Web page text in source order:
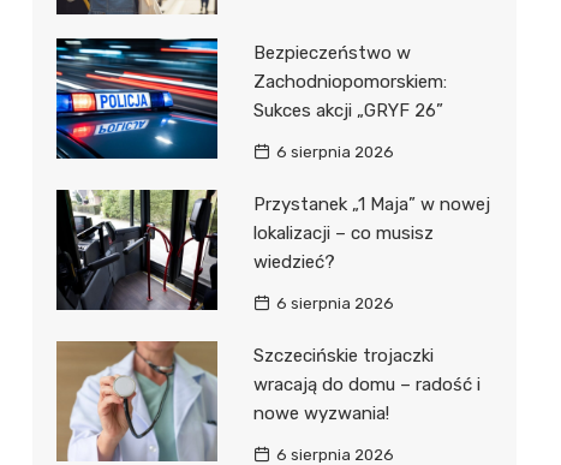
Bezpieczeństwo w
Zachodniopomorskiem:
Sukces akcji „GRYF 26”
6 sierpnia 2026
Przystanek „1 Maja” w nowej
lokalizacji – co musisz
wiedzieć?
6 sierpnia 2026
Szczecińskie trojaczki
wracają do domu – radość i
nowe wyzwania!
6 sierpnia 2026